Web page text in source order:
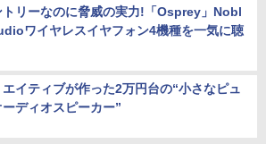
トリーなのに脅威の実力!「Osprey」Nobl
ワイヤレスイヤフォン4機種を一気に聴
エイティブが作った2万円台の“小さなピュ
ーディオスピーカー”